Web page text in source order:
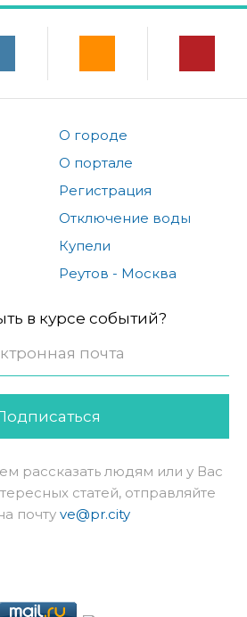
О городе
О портале
Регистрация
Отключение воды
Купели
Реутов - Москва
в курсе событий?
рассказать людям или у Вас
статей, отправляйте
почту ve@pr.city